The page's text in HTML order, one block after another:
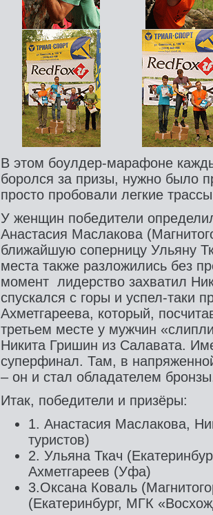
В этом боулдер-марафоне
боролся за призы, нужно было
просто пробовали легкие
У женщин победители
Анастасия Маслакова
ближайшую соперницу Ульяну
места также разложились без
момент лидерство захватил
спускался с горы и успел-таки
Ахметгареева, который,
третьем месте у мужчин
Никита Гришин из Салавата.
суперфинал. Там, в
– он и стал обладателем
Итак, победители и призёры:
1. Анастасия Маслакова,
туристов)
2. Ульяна Ткач
Ахметгареев (Уфа)
3.Оксана Коваль
(Екатеринбург, МГК